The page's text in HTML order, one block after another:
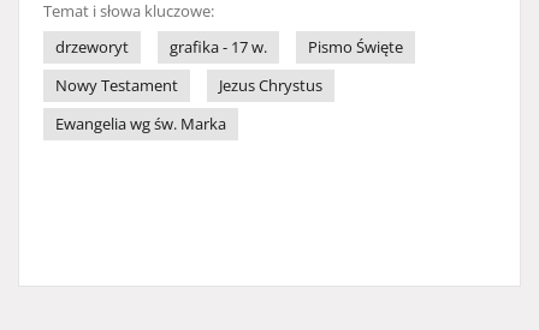
Temat i słowa kluczowe:
drzeworyt
grafika - 17 w.
Pismo Święte
Nowy Testament
Jezus Chrystus
Ewangelia wg św. Marka